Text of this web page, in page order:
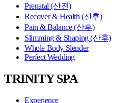
Prenatal (산전)
Recover & Health (산후)
Pain & Balance (산후)
Slimming & Shaping (산후)
Whole Body Slender
Perfect Wedding
TRINITY SPA
Experience